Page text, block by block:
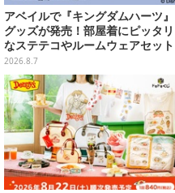
アベイルで『キングダムハーツ』
グッズが発売！部屋着にピッタリ
なステテコやルームウェアセット
2026.8.7